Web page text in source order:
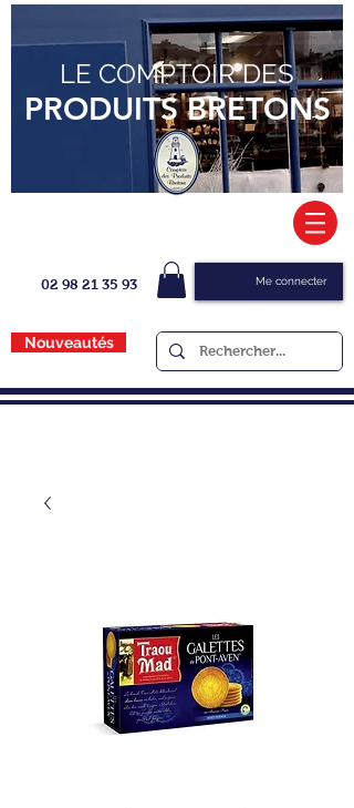
LE COMPTOIR DES
PRODUITS BRETONS
02 98 21 35 93 Me connecter
Nouveautés